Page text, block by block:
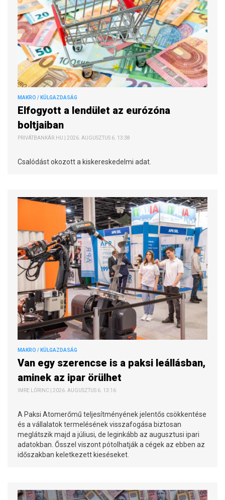
MAKRO / KÜLGAZDASÁG
Elfogyott a lendület az eurózóna
boltjaiban
PRIVÁTBANKÁR.HU | 2026. AUGUSZTUS 6. 13:38
Csalódást okozott a kiskereskedelmi adat.
MAKRO / KÜLGAZDASÁG
Van egy szerencse is a paksi leállásban,
aminek az ipar örülhet
IMRE LŐRINC | 2026. AUGUSZTUS 6. 13:16
A Paksi Atomerőmű teljesítményének jelentős csökkentése
és a vállalatok termelésének visszafogása biztosan
meglátszik majd a júliusi, de leginkább az augusztusi ipari
adatokban. Ősszel viszont pótolhatják a cégek az ebben az
időszakban keletkezett kieséseket.